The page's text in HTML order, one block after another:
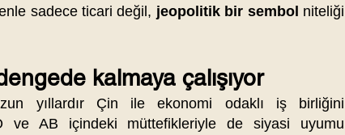
sadece ticari değil, jeopolitik bir sembol niteliği
kalmaya çalışıyor
yıllardır Çin ile ekonomi odaklı iş birliğini
ve AB içindeki müttefikleriyle de siyasi uyumu